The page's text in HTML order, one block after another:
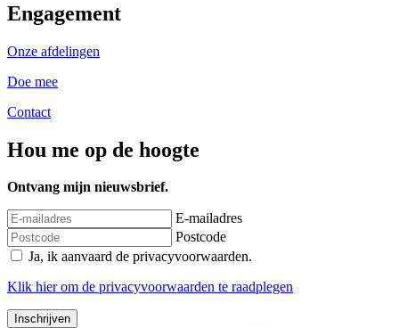
Engagement
Onze afdelingen
Doe mee
Contact
Hou me op de hoogte
Ontvang mijn nieuwsbrief.
E-mailadres
Postcode
Ja, ik aanvaard de privacyvoorwaarden.
Klik hierom de privacyvoorwaarden te raadplegen